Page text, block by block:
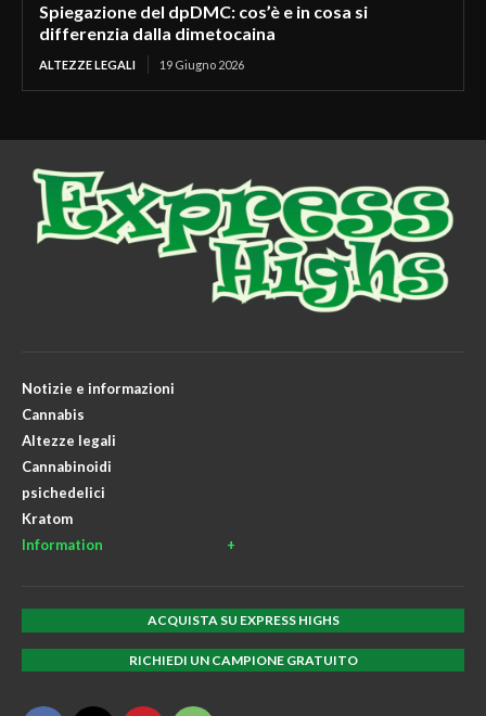
Spiegazione del dpDMC: cos’è e in cosa si
differenzia dalla dimetocaina
ALTEZZE LEGALI 19 Giugno 2026
Notizie e informazioni
Cannabis
Altezze legali
Cannabinoidi
psichedelici
Kratom
Information
ACQUISTA SU EXPRESS HIGHS
RICHIEDI UN CAMPIONE GRATUITO